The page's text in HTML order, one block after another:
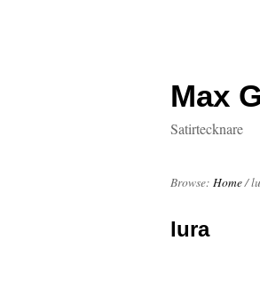
Max
Satirtecknare
Browse: Home/
lura